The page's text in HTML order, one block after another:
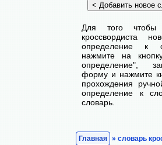
Для того чтобы
кроссвордиста
определение к
нажмите на
определение",
форму и нажмите
прохождения
определение к
словарь.
Главная » словарь